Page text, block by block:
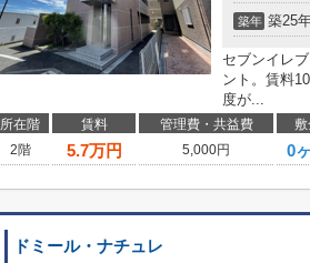
築年 築25
セブンイレ
ント。賃料
度が...
所在階 賃料 管理費・共益費 敷
2階
5.7万円 5,000円 0
ドミール・ナチュレ